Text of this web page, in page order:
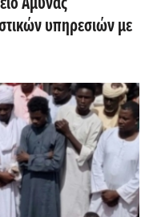
υπηρεσιών με